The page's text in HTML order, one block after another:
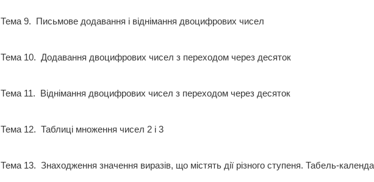
Тема 9. Письмове додавання і віднімання двоцифрових чисел
Тема 10. Додавання двоцифрових чисел з переходом через десяток
Тема 11. Віднімання двоцифрових чисел з переходом через десяток
Тема 12. Таблиці множення чисел 2 і 3
Тема 13. Знаходження значення виразів, що містять дії різного ступеня. Табель-